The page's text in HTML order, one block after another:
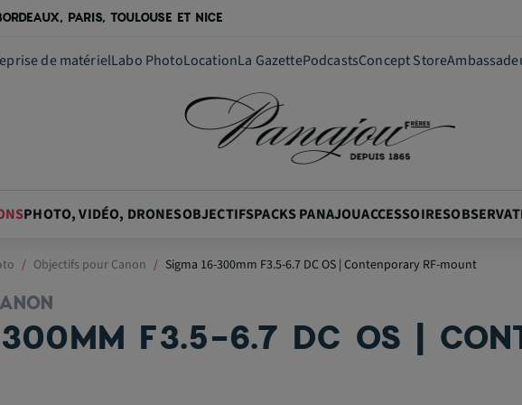
PARIS, TOULOUSE ET NICE
de matérielLabo PhotoLocationLa GazettePodcastsConcept Store
PHOTO, VIDÉO, DRONESOBJECTIFSPACKS PANAJOUACCESSOIRES
Objectifs pour Canon Sigma 16-300mm F3.5-6.7 DC OS | Contenporary RF-mount
F3.5-6.7 DC OS |